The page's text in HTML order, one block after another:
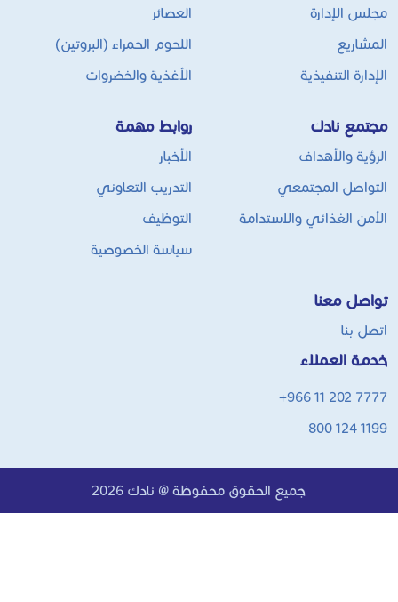
الإدارة
التنفيذية
العصائر
اللحوم الحمراء (البروتين)
الأغذية والخضروات
نادك
والأهداف
المجتمعي
الغذائي والاستدامة
روابط مهمة
الأخبار
التدريب التعاوني
التوظيف
سياسة الخصوصية
معنا
بنا
العملاء
+966 11 202
800 124
جميع الحقوق محفوظة @ نادك 2026